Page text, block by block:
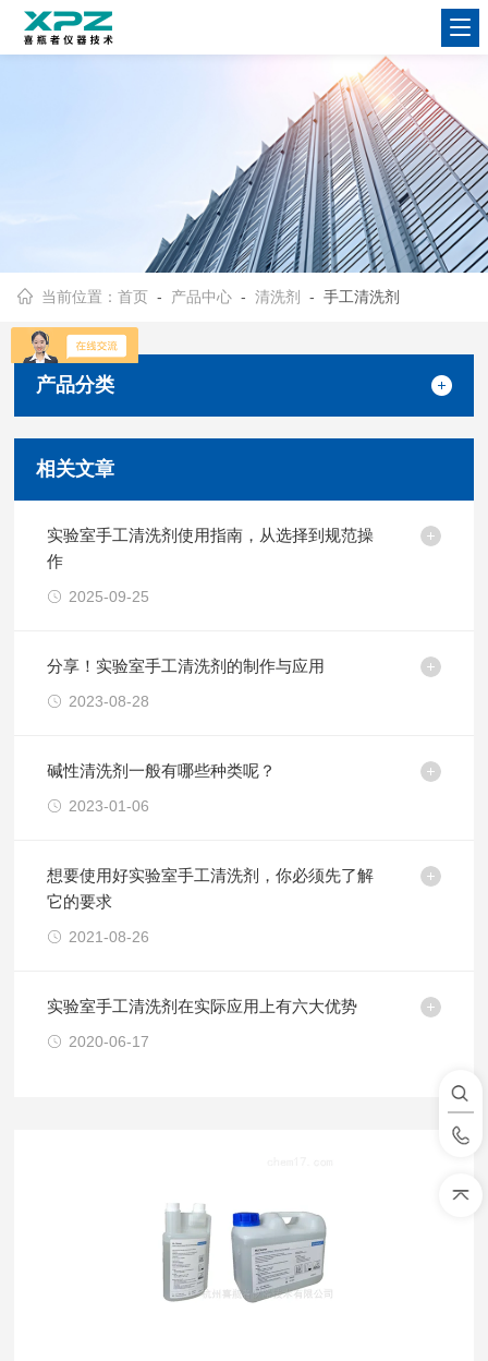
当前位置：首页 - 产品中心 -清洗剂 - 手工清洗剂
产品分类
相关文章
实验室手工清洗剂使用指南，从选择到规范操
作
2025-09-25
分享！实验室手工清洗剂的制作与应用
2023-08-28
碱性清洗剂一般有哪些种类呢？
2023-01-06
想要使用好实验室手工清洗剂，你必须先了解
它的要求
2021-08-26
实验室手工清洗剂在实际应用上有六大优势
2020-06-17